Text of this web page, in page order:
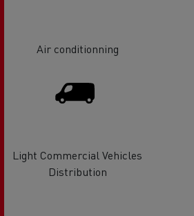
Air conditionning
Light Commercial Vehicles
Distribution